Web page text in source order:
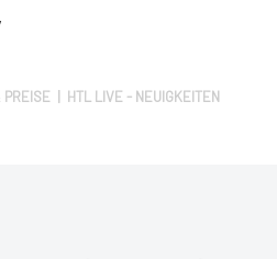
PREISE | HTL LIVE - NEUIGKEITEN